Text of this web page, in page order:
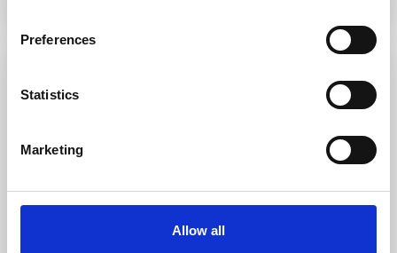
Preferences
Statistics
Marketing
Allow all